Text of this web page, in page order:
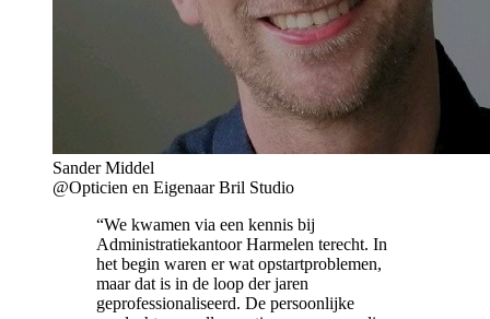
Sander Middel
@Opticien en Eigenaar Bril Studio
“We kwamen via een kennis bij
Administratiekantoor Harmelen terecht. In
het begin waren er wat opstartproblemen,
maar dat is in de loop der jaren
geprofessionaliseerd. De persoonlijke